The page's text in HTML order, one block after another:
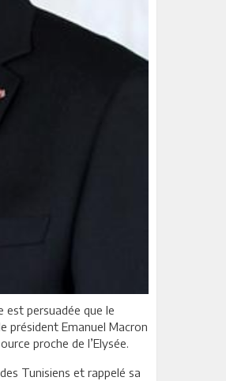
est persuadée que le
président Emanuel Macron
proche de l’Elysée.
Tunisiens et rappelé sa